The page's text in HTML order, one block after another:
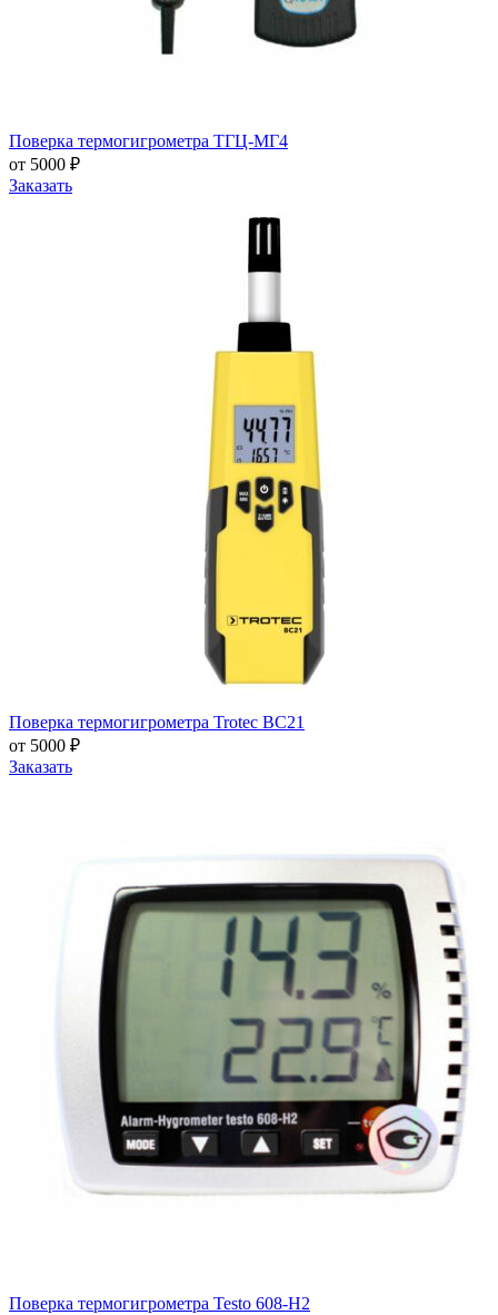
Поверка термогигрометра ТГЦ-МГ4
от 5000 ₽
Заказать
Поверка термогигрометра Trotec BC21
от 5000 ₽
Заказать
Поверка термогигрометра Testo 608-H2